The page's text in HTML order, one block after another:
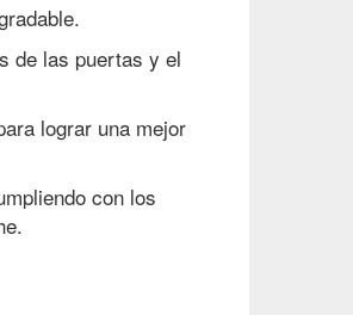
de las puertas y el
lograr una mejor
con los